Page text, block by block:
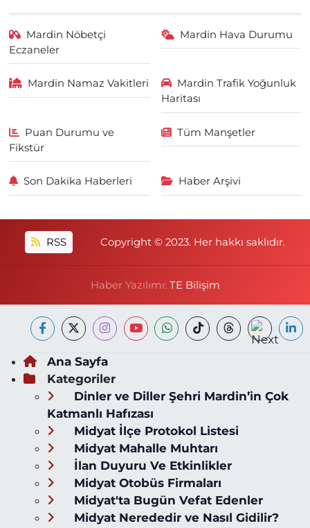
Mardin Nöbetçi
Eczaneler
Mardin Hava Durumu
Mardin Namaz Vakitleri
Mardin Trafik Yoğunluk
Haritası
Puan Durumu ve
Fikstür
Tüm Manşetler
Son Dakika Haberleri Haber Arşivi
RSS Copyright © 2023. Her hakkı saklıdır.
Haber Yazılımı: TE Bilişim
Ana Sayfa
Kategoriler
Dinler ve Diller Şehri Mardin’in Çok
Katmanlı Hafızası
Midyat İlçe Protokol Listesi
Midyat Mahalle Muhtarı
İlan Duyuru Ve Etkinlikler
Midyat Otobüs Firmaları
Midyat'ta Bugün Vefat Edenler
Midyat Nerededir ve Nasıl Gidilir?